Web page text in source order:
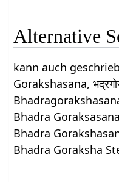
Alternative
kann auch
Gorakshasana,
Bhadra
Bhadra
Bhadra Goraksha